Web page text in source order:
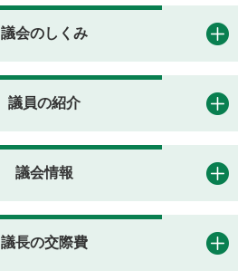
議会のしくみ
議員の紹介
議会情報
議長の交際費